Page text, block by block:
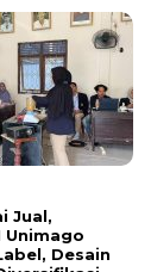
Jual,
Unimago
Desain